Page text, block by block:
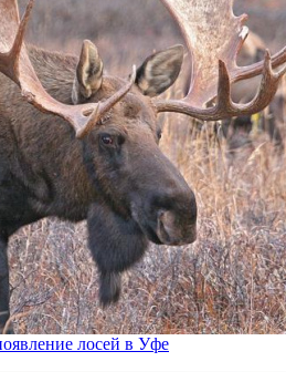
лосей в Уфе